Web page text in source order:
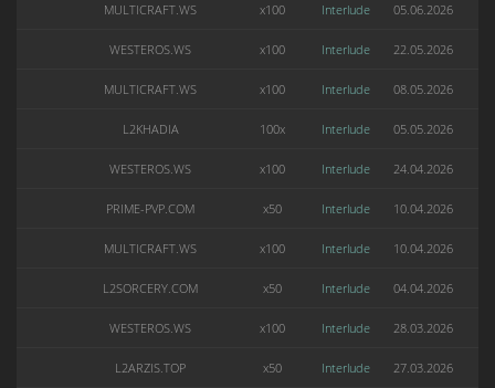
MULTICRAFT.WS x100 Interlude 05.06.2026
WESTEROS.WS x100 Interlude 22.05.2026
MULTICRAFT.WS x100 Interlude 08.05.2026
L2KHADIA 100x Interlude 05.05.2026
WESTEROS.WS x100 Interlude 24.04.2026
PRIME-PVP.COM x50 Interlude 10.04.2026
MULTICRAFT.WS x100 Interlude 10.04.2026
L2SORCERY.COM x50 Interlude 04.04.2026
WESTEROS.WS x100 Interlude 28.03.2026
L2ARZIS.TOP x50 Interlude 27.03.2026